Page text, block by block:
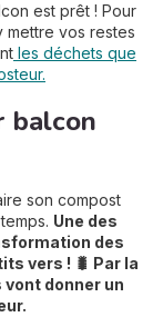
est prêt ! Pour
mettre vos restes
les déchets que
balcon
son compost
Une des
des
vers ! 🐛 Par la
donner un